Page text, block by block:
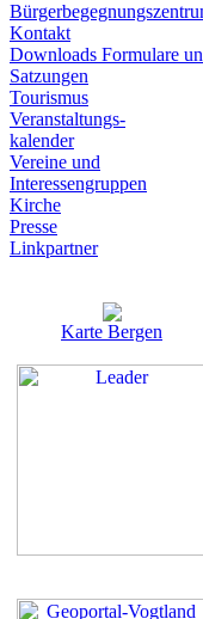
Kontakt
Downloads Formulare
Satzungen
Tourismus
Veranstaltungs-
kalender
Vereine und
Interessen­gruppen
Kirche
Presse
Linkpartner
Karte Bergen